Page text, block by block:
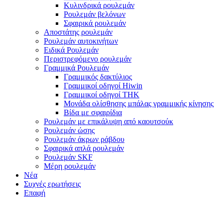
Κυλινδρικά ρουλεμάν
Ρουλεμάν βελόνων
Σφαιρικά ρουλεμάν
Αποστάτης ρουλεμάν
Ρουλεμάν αυτοκινήτων
Ειδικά Ρουλεμάν
Περιστρεφόμενο ρουλεμάν
Γραμμικά Ρουλεμάν
Γραμμικός δακτύλιος
Γραμμικοί οδηγοί Hiwin
Γραμμικοί οδηγοί THK
Μονάδα ολίσθησης μπάλας γραμμικής κίνησης
Βίδα με σφαιρίδια
Ρουλεμάν με επικάλυψη από καουτσούκ
Ρουλεμάν ώσης
Ρουλεμάν άκρων ράβδου
Σφαιρικά απλά ρουλεμάν
Ρουλεμάν SKF
Μέρη ρουλεμάν
Νέα
Συχνές ερωτήσεις
Επαφή